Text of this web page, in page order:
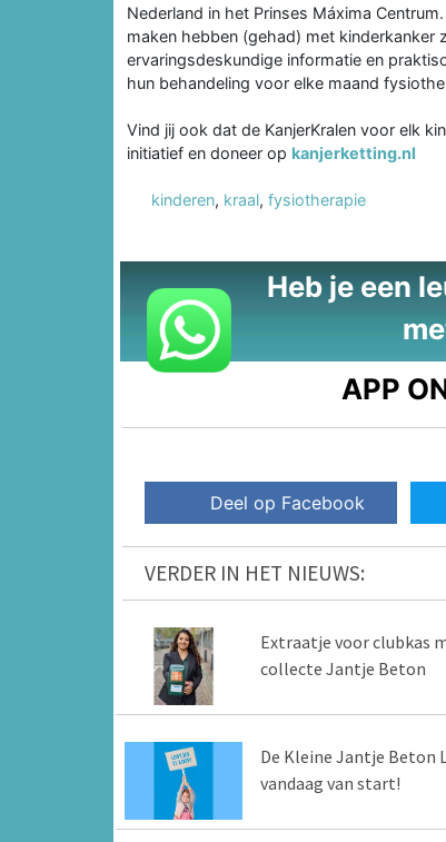
Nederland in het Prinses Máxima
maken hebben (gehad) met kinderkanker
ervaringsdeskundige informatie en
hun behandeling voor elke maand
Vind jij ook dat de KanjerKralen voor elk
initiatief en doneer op kanjerketting.nl
kinderen, kraal, fysiotherapie
Heb je een
APP
Deel op Facebook
VERDER IN HET NIEUWS:
Extraatje voor clubkas
collecte Jantje Beton
De Kleine Jantje Beton
vandaag van start!